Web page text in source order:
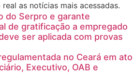
as notícias mais acessadas.
do Serpro e garante
de gratificação a empregado
ser aplicada com provas
no Ceará em ato
Executivo, OAB e